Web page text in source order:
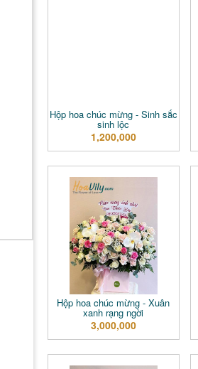
Hộp hoa chúc mừng - Sinh sắc
sinh lộc
1,200,000
Hộp hoa chúc mừng - Xuân
xanh rạng ngời
3,000,000